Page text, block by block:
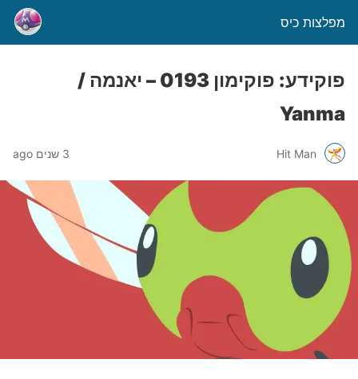
מפלצות כיס
פוקידע: פוקימון 0193 – יאנמה /
Yanma
Hit Man 3 שנים ago